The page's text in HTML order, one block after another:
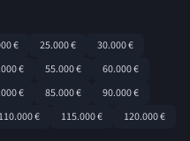
€ 25.000 €
30.000 €
€ 55.000 €
60.000 €
€ 85.000 €
90.000 €
110.000 € 115.000 € 120.000 €